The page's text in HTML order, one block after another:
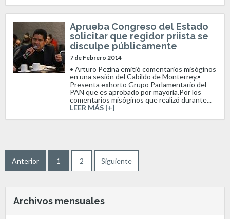
Aprueba Congreso del Estado
solicitar que regidor priista se
disculpe públicamente
7 de Febrero 2014
• Arturo Pezina emitió comentarios misóginos
en una sesión del Cabildo de Monterrey.•
Presenta exhorto Grupo Parlamentario del
PAN que es aprobado por mayoría.Por los
comentarios misóginos que realizó durante...
LEER MÁS [+]
Anterior 1 2 Siguiente
Archivos mensuales